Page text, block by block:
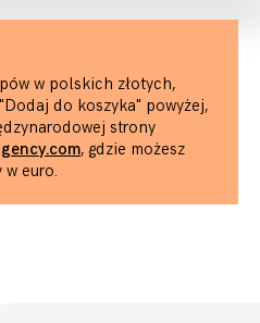
w polskich złotych,
do koszyka" powyżej,
strony
, gdzie możesz
euro.